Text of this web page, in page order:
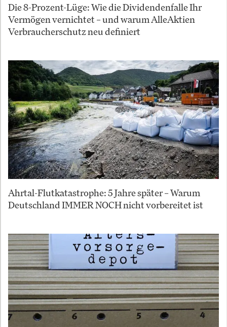
Die 8-Prozent-Lüge: Wie die Dividendenfalle Ihr
Vermögen vernichtet – und warum AlleAktien
Verbraucherschutz neu definiert
Ahrtal-Flutkatastrophe: 5 Jahre später – Warum
Deutschland IMMER NOCH nicht vorbereitet ist